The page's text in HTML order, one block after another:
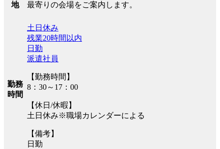
地
最寄りの会場をご案内します。
勤務
時間
土日休み
残業20時間以内
日勤
派遣社員
【勤務時間】
8：30～17：00
【休日/休暇】
土日休み※職場カレンダーによる
【備考】
日勤